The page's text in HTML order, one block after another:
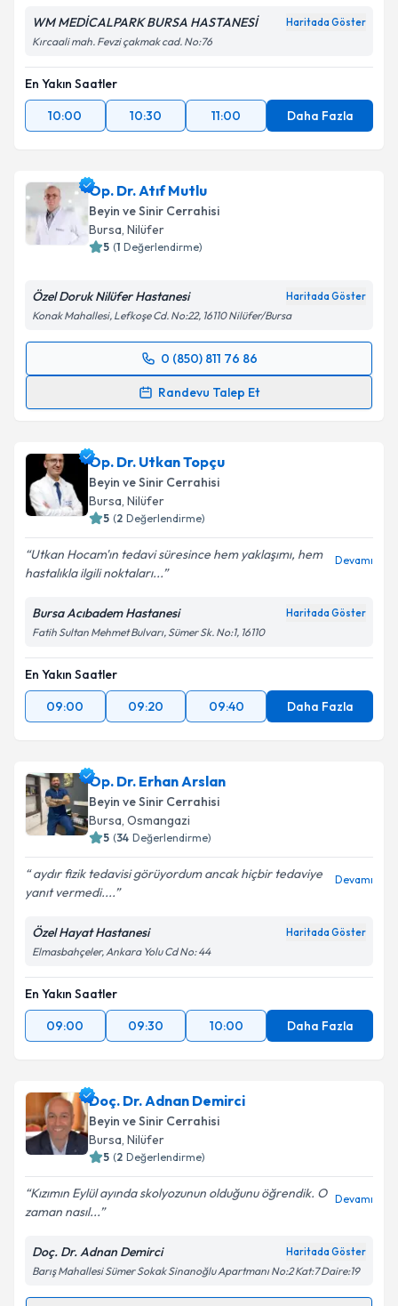
WM MEDİCALPARK BURSA HASTANESİ Haritada Göster
Kırcaali mah. Fevzi çakmak cad. No:76
En Yakın Saatler
10:00
10:30 11:00 Daha Fazla
Op. Dr. Atıf Mutlu
Beyin ve Sinir Cerrahisi
Bursa, Nilüfer
5 (1 Değerlendirme)
Özel Doruk Nilüfer Hastanesi Haritada Göster
Konak Mahallesi, Lefkoşe Cd. No:22, 16110 Nilüfer/Bursa
0 (850) 811 76 86
Randevu Talep Et
Randevu Takvimi Talebi
takvim hazırlandığında e-posta ile bilgilendireceğiz.
E-posta Adresiniz
Kişisel verilerimin işlenmesine ilişkin
kapsamda işlenmesini kabul ediyorum.
Op. Dr. Utkan Topçu
Beyin ve Sinir Cerrahisi
Bursa, Nilüfer
5 (2 Değerlendirme)
Utkan Hocam'ın tedavi süresince hem yaklaşımı, hem
hastalıkla ilgili noktaları...
Devamı
Bursa Acıbadem Hastanesi Haritada Göster
Fatih Sultan Mehmet Bulvarı, Sümer Sk. No:1, 16110
En Yakın Saatler
09:00
09:20 09:40 Daha Fazla
Op. Dr. Erhan Arslan
Beyin ve Sinir Cerrahisi
Bursa, Osmangazi
5 (34 Değerlendirme)
aydır fizik tedavisi görüyordum ancak hiçbir tedaviye
yanıt vermedi....
Devamı
Özel Hayat Hastanesi Haritada Göster
Elmasbahçeler, Ankara Yolu Cd No: 44
En Yakın Saatler
09:00
09:30 10:00 Daha Fazla
Doç. Dr. Adnan Demirci
Beyin ve Sinir Cerrahisi
Bursa, Nilüfer
5 (2 Değerlendirme)
Kızımın Eylül ayında skolyozunun olduğunu öğrendik. O
zaman nasıl...
Devamı
Doç. Dr. Adnan Demirci Haritada Göster
Barış Mahallesi Sümer Sokak Sinanoğlu Apartmanı No:2 Kat:7 Daire:19